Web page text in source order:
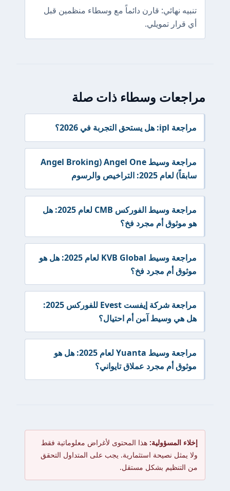
تنبيه نهائي: قارن دائماً مع وسطاء منظمين قبل
أي قرار تمويلي.
مراجعات وسطاء ذات صلة
مراجعة ipl: هل يستحق التجربة في 2026؟
مراجعة وسيط Angel One (Angel Broking
سابقاً) لعام 2025: التراخيص والرسوم
مراجعة وسيط الفوركس CMB لعام 2025: هل
هو موثوق أم مجرد فخ؟
مراجعة وسيط KVB Global لعام 2025: هل هو
موثوق أم مجرد فخ؟
مراجعة شركة إيفست Evest للفوركس 2025:
هل هي وسيط آمن أم احتيال؟
مراجعة وسيط Yuanta لعام 2025: هل هو
موثوق أم مجرد عملاق تايواني؟
إخلاء المسؤولية: هذا المحتوى لأغراض معلوماتية فقط
ولا يمثل نصيحة استثمارية. يجب على المتداول التحقق
من التنظيم بشكل مستقل.